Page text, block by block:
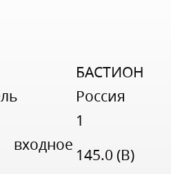
БАСТИОН
Россия
1
145.0 (В)